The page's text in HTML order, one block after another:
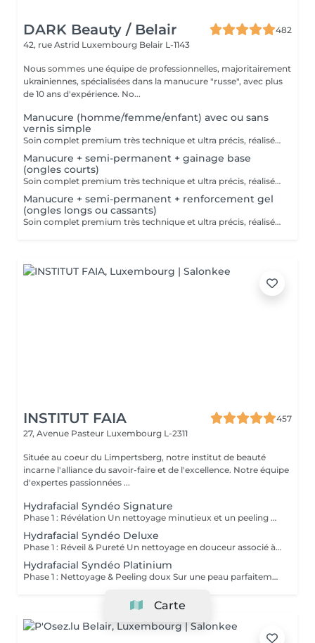
DARK Beauty / Belair
482
42, rue Astrid Luxembourg Belair L-1143
Nous sommes une équipe de professionnelles, majoritairement
ukrainiennes, spécialisées dans la manucure "russe", avec plus
de 10 ans d'expérience. No...
Manucure (homme/femme/enfant) avec ou sans
vernis simple
Soin complet premium très technique et ultra précis, réalisé principalement à la ponceuse afin d'obtenir un contour d'ongle parfaitement net et une application du vernis au plus près, voire légèrement sous la cuticule. Cette technique permet de retarder visuellement la repousse d'environ 10 jours. Résultat visuel : -Ongles extrêmement soignés, contours nets, forme impeccable -Effet Instagram / photo studio : propre, précis, sans petites peaux apparentes Contenu de la prestation : -Dépose de l'ancien vernis semi-permanent et/ou gel (si besoin, choisissez dans cet écran svp cette option de réservation) -Préparation très minutieuse de la plaque de l'ongle -Elimination des peaux mortes -Façonner et limer les ongles -Traitement délicat des cuticules -Application d'un vernis simple transparent (si vous le souhaitez) OU application de votre propre vernis simple (si besoin, choisissez dans cet écran svp cette option de réservation) -Application d'huile pour cuticules et de crème pour les mains
Manucure + semi-permanent + gainage base
(ongles courts)
Soin complet premium très technique et ultra précis, réalisé principalement à la ponceuse afin d'obtenir un contour d'ongle parfaitement net et une application du vernis au plus près, voire légèrement sous la cuticule. Cette technique permet de retarder visuellement la repousse d'environ 10 jours. Résultat visuel : -Ongles extrêmement soignés, contours nets, forme impeccable -Effet Instagram / photo studio : propre, précis, sans petites peaux apparentes Nous incluons un gainage en base, conseillé pour les ongles courts et en bon état. Une solution idéale pour des ongles impeccables et durables : -Tenue moyenne : Jusqu'à 4 semaines !!!! Contenu de la prestation -> 80€ : -Dépose de l'ancien vernis semi-permanent et/ou gel (si besoin, déjà inclus dans ce prix/service) -Préparation très minutieuse de la plaque de l'ongle -Elimination des peaux mortes -Façonner et limer les ongles -Traitement délicat des cuticules -Gainage en base -Application du vernis semi-permanent -Application d'huile pour cuticules et de crème pour les mains Optionnel : -Prix par ongle pour extension jusqu'à 5 ongles (réservez svp "AVEC décoration simple" dans ce cas) +3€ par ongle -Prix par ongle pour décoration jusqu'à 5 ongles (réservez svp "AVEC décoration simple" dans ce cas) +3€ par ongle -Prix pour décoration simple (French, Chrome, Baby Boomer, Cat Eyes, Stickers, Foil) 6-10 ongles -> +20€ -Prix pour décoration complexe (3D, Dessins à la mains, Stamping, French avec Chrome, Baby Boomer avec Chrome, French avec Cat Eyes) 6-10 ongles -> +30€
Manucure + semi-permanent + renforcement gel
(ongles longs ou cassants)
Soin complet premium très technique et ultra précis, réalisé principalement à la ponceuse afin d'obtenir un contour d'ongle parfaitement net et une application du vernis au plus près, voire légèrement sous la cuticule. Cette technique permet de retarder visuellement la repousse d'environ 10 jours. Résultat visuel : -Ongles extrêmement soignés, contours nets, forme impeccable -Effet Instagram / photo studio : propre, précis, sans petites peaux apparentes Nous incluons un renforcement en gel, fortement conseillé pour les ongles longs, fragiles ou cassants. Une solution idéale pour des ongles impeccables et durables : -Tenue moyenne : Jusqu'à 4 semaines !!!! Contenu de la prestation -> 95 € : -Dépose de l'ancien vernis semi-permanent et/ou gel (si nécessaire, déjà incluse dans ce prix/service) -Préparation très minutieuse de la plaque de l'ongle -Élimination des peaux mortes -Mise en forme et limage des ongles -Traitement délicat des cuticules -Renforcement en gel -Correction de la forme naturelle des ongles (optionnel, réservez svp "AVEC décoration simple" dans ce cas) -Application du vernis semi-permanent -Application d'huile pour cuticules et de crème pour les mains Optionnel : -Prix par ongle pour extension jusqu'à 5 ongles (réservez svp "AVEC décoration simple" dans ce cas) +3€ par ongle -Prix par ongle pour décoration jusqu'à 5 ongles (réservez svp "AVEC décoration simple" dans ce cas) +3€ par ongle -Prix pour décoration simple (French, Chrome, Baby Boomer, Cat Eyes, Stickers, Foil) 6-10 ongles -> +20€ -Prix pour décoration complexe (3D, Dessins à la mains, Stamping, French avec Chrome, Baby Boomer avec Chrome, French avec Cat Eyes) 6-10 ongles -> +30€
INSTITUT FAIA
457
27, Avenue Pasteur Luxembourg L-2311
Située au coeur du Limpertsberg, notre institut de beauté
incarne l'alliance du savoir-faire et de l'excellence. Notre équipe
d'expertes passionnées ...
Hydrafacial Syndéo Signature
Phase 1 : Révélation Un nettoyage minutieux et un peeling doux libèrent la peau des impuretés, cellules mortes et excès de sébum. La peau respire à nouveau et retrouve sa douceur naturelle. Phase 2 : Purification & Hydratation La technologie brevetée Vortex-Fusion® aspire délicatement les impuretés tout en infusant des actifs hydratants puissants. Les pores sont nettoyés, la peau est fraîche, repulpée et lumineuse. Phase 3 : Régénération & Éclat Des sérums concentrés en antioxydants, peptides et acide hyaluronique réparent, protègent et revitalisent la peau. Le teint s'illumine, la texture s'affine et l'éclat est instantané. Résultat : Une peau nette, hydratée et rayonnante dès la première séance sans irritation, sans temps d'arrêt, simplement sublime.
Hydrafacial Syndéo Deluxe
Phase 1 : Réveil & Pureté Un nettoyage en douceur associé à un peeling délicat réveille l'éclat naturel de la peau, la libérant des impuretés et des cellules ternes. Phase 2 : Extraction & Hydratation La technologie brevetée Vortex-Fusion® purifie les pores tout en infusant des actifs hautement hydratants. La peau est fraîche, lisse et repulpée. Phase 3 : Régénération sur mesure Des sérums concentrés en antioxydants, peptides et acide hyaluronique régénèrent la peau tandis qu'un booster premium et la lumière LED viennent personnaliser le soin selon vos besoins spécifiques. Résultat : Une peau éclatante, détoxifiée et lumineuse dès la première séance, le glow Faia dans toute sa splendeur.
Hydrafacial Syndéo Platinium
Phase 1 : Nettoyage & Peeling doux Sur une peau parfaitement démaquillée, un nettoyage délicat élimine impuretés, excès de sébum et cellules mortes. Un peeling léger à base d'acides salicylique et glycolique désincruste les pores en profondeur et aide à prévenir les imperfections. Phase 2 : Extraction & Hydratation Grâce à la technologie brevetée Vortex-Fusion®, une aspiration douce retire points noirs et comédons tout en infusant des actifs hautement hydratants. La peau est instantanément plus nette, repulpée et éclatante. Phase 3 : Infusion, Protection & Détox Des sérums riches en antioxydants, peptides et acide hyaluronique régénèrent la peau, favorisant détoxification et rajeunissement cellulaire. Un drainage lymphatique complète le soin stimulant ainsi la circulation pour un effet détoxifiant et une peau visiblement revitalisée. Résultat : Une peau fraîche, lumineuse et parfaitement hydratée, sans rougeur, sans temps d'arrêt, simplement éclatante.
Carte